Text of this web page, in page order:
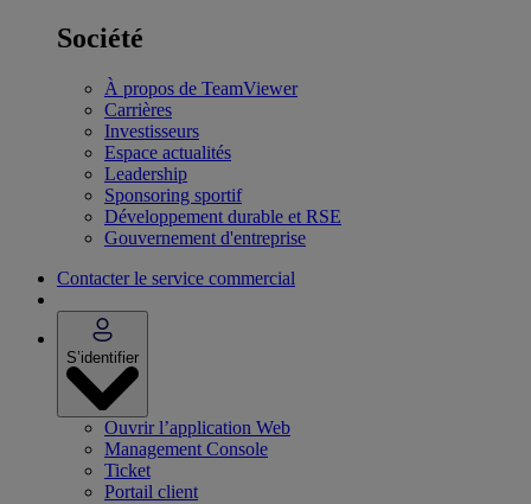
Société
À propos de TeamViewer
Carrières
Investisseurs
Espace actualités
Leadership
Sponsoring sportif
Développement durable et RSE
Gouvernement d'entreprise
Contacter le service commercial
S’identifier
Ouvrir l’application Web
Management Console
Ticket
Portail client